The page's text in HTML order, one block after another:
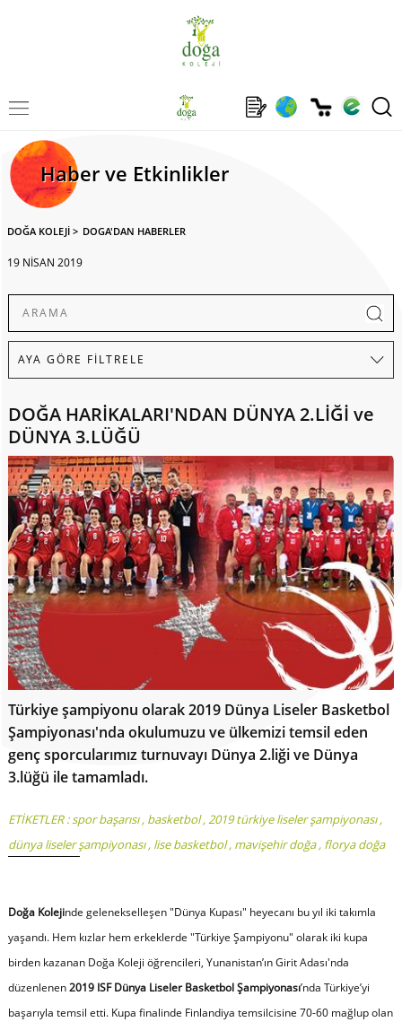
Haber ve Etkinlikler
DOĞA KOLEJİ > DOGA'DAN HABERLER
19 NİSAN 2019
DOĞA HARİKALARI'NDAN DÜNYA 2.LİĞİ ve
DÜNYA 3.LÜĞÜ
Türkiye şampiyonu olarak 2019 Dünya Liseler Basketbol
Şampiyonası'nda okulumuzu ve ülkemizi temsil eden
genç sporcularımız turnuvayı Dünya 2.liği ve Dünya
3.lüğü ile tamamladı.
ETİKETLER :spor başarısı, basketbol,2019 türkiye liseler şampiyonası,
dünya liseler şampiyonası, lise basketbol, mavişehir doğa, florya doğa
Doğa Kolejinde gelenekselleşen "Dünya Kupası" heyecanı bu yıl iki takımla
yaşandı. Hem kızlar hem erkeklerde "Türkiye Şampiyonu" olarak iki kupa
birden kazanan Doğa Koleji öğrencileri, Yunanistan’ın Girit Adası'nda
düzenlenen2019 ISF Dünya Liseler Basketbol Şampiyonası’nda Türkiye’yi
başarıyla temsil etti. Kupa finalinde Finlandiya temsilcisine 70-60 mağlup olan